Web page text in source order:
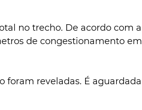
no trecho. De acordo com a
de congestionamento em
foram reveladas. É aguardada